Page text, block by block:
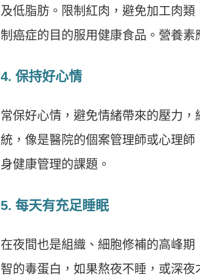
及低脂肪。限制紅肉，避免加工肉
制癌症的目的服用健康食品。營養
4. 保持好心情
常保好心情，避免情緒帶來的壓力
統，像是醫院的個案管理師或心理
身健康管理的課題。
5. 每天有充足睡眠
在夜間也是組織、細胞修補的高峰
智的毒蛋白，如果熬夜不睡，或深